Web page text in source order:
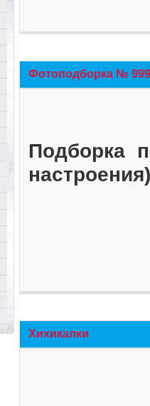
Фотоподборка №
Подборка
Хихикалки